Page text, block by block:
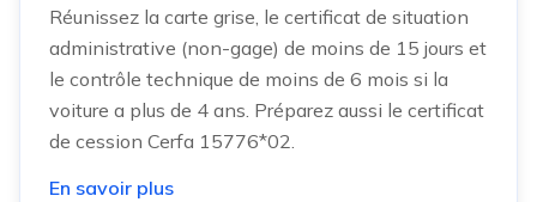
Réunissez la carte grise, le certificat de situation
administrative (non-gage) de moins de 15 jours et
le contrôle technique de moins de 6 mois si la
voiture a plus de 4 ans. Préparez aussi le certificat
de cession Cerfa 15776*02.
En savoir plus